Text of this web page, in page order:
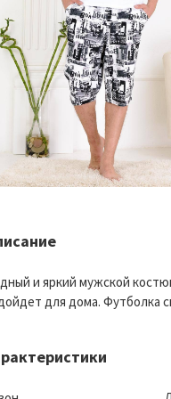
и яркий мужской
для дома. Футболка